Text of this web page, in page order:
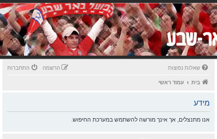
שאלות נפוצות התחברות הרשמה
בית עמוד ראשי
מידע
אנו מתנצלים, אך אינך מורשה להשתמש במערכת החיפוש.